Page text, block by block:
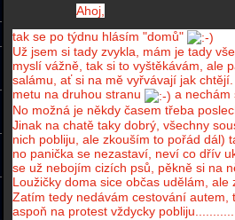
Ahoj,
tak se po týdnu hlásím "domů"
Už jsem si tady zvykla, mám je tady
myslí vážně, tak si to vyštěkávám, ale
salámu, ať si na mě vyřvávají jak
metu na druhou stranu
a nechám
No možná je někdy časem třeba
Jinak na chatě taky dobrý, všechny
nich pobliju, ale zkouším to pořád dál)
no panička se nezastaví, neví co dřív
se už nebojím cizích psů, pěkně si na
Loužičky doma sice občas udělám,
Zatím tedy nedávám cestování
aspoň na protest vždycky